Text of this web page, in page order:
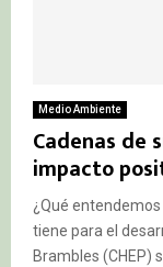
Medio Ambiente
Cadenas de
impacto
¿Qué
tiene para el
Brambles (CHEP)